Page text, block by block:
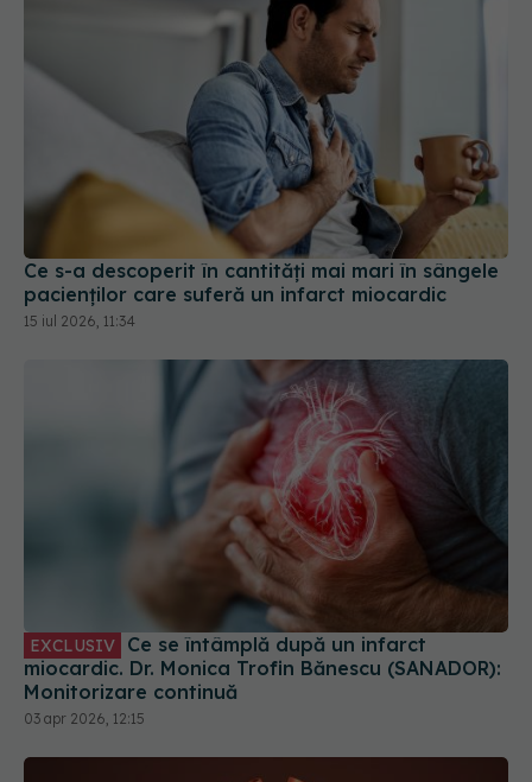
Ce s-a descoperit în cantități mai mari în sângele
pacienților care suferă un infarct miocardic
15 iul 2026, 11:34
EXCLUSIV
miocardic. Dr. Monica Trofin Bănescu (SANADOR):
Monitorizare continuă
03 apr 2026, 12:15